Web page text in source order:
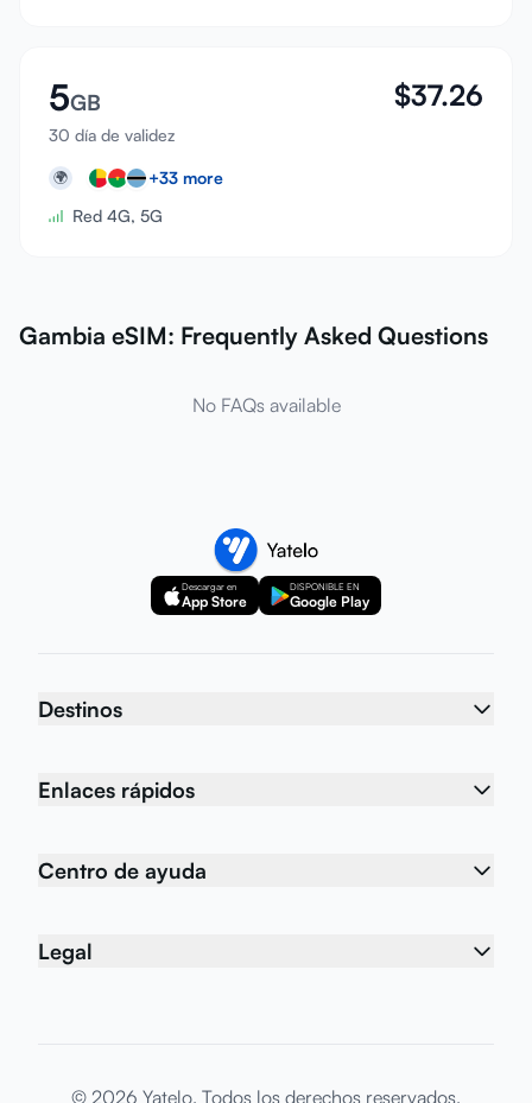
5GB
30 día de validez
$37.26
🌍 +33 more
Red 4G, 5G
Gambia eSIM: Frequently Asked Questions
No FAQs available
Descargar en
App Store
DISPONIBLE EN
Google Play
Destinos
Enlaces rápidos
Centro de ayuda
Legal
© 2026 Yatelo. Todos los derechos reservados.